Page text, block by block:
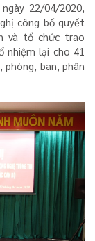
22/04/2020,
công bố quyết
và tổ chức trao
nhiệm lại cho 41
phòng, ban, phân